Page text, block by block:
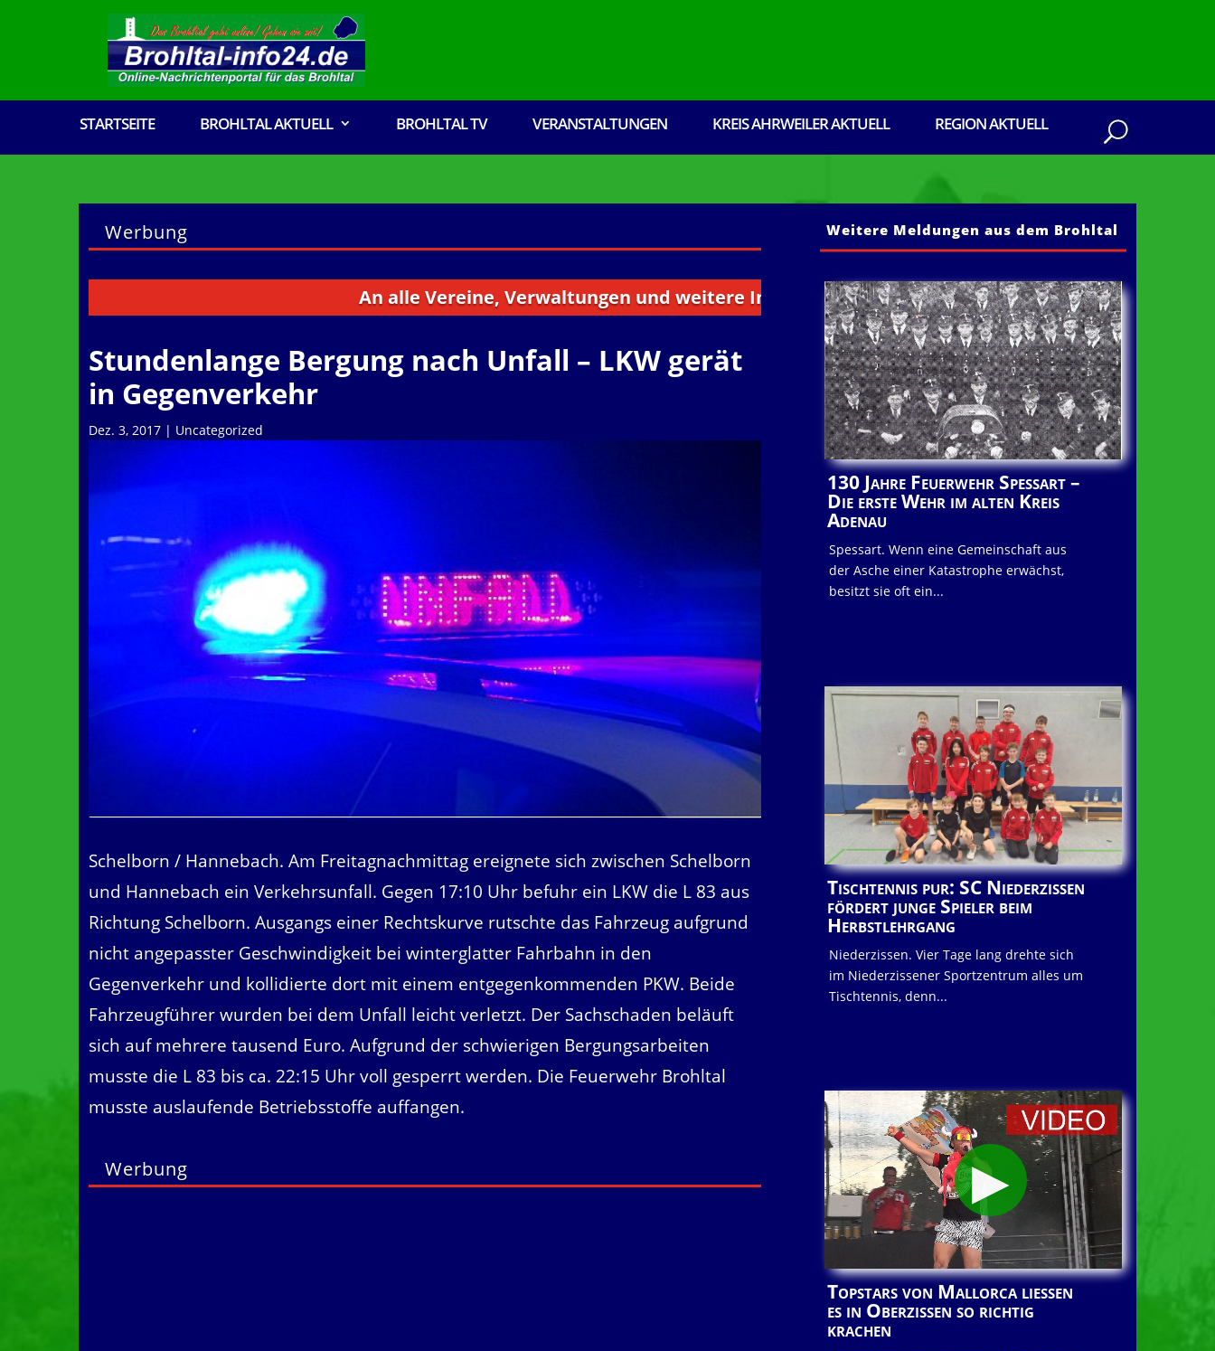
STARTSEITE BROHLTAL AKTUELL BROHLTAL TV VERANSTALTUNGEN KREIS AHRWEILER AKTUELL REGION AKTUELL
Werbung
An alle Vereine, Verwaltungen und weitere Institutionen aus dem Brohltal: Senden Sie ihre
Stundenlange Bergung nach Unfall – LKW gerät
in Gegenverkehr
Dez. 3, 2017 | Uncategorized
Schelborn / Hannebach. Am Freitagnachmittag ereignete sich zwischen Schelborn
und Hannebach ein Verkehrsunfall. Gegen 17:10 Uhr befuhr ein LKW die L 83 aus
Richtung Schelborn. Ausgangs einer Rechtskurve rutschte das Fahrzeug aufgrund
nicht angepasster Geschwindigkeit bei winterglatter Fahrbahn in den
Gegenverkehr und kollidierte dort mit einem entgegenkommenden PKW. Beide
Fahrzeugführer wurden bei dem Unfall leicht verletzt. Der Sachschaden beläuft
sich auf mehrere tausend Euro. Aufgrund der schwierigen Bergungsarbeiten
musste die L 83 bis ca. 22:15 Uhr voll gesperrt werden. Die Feuerwehr Brohltal
musste auslaufende Betriebsstoffe auffangen.
Werbung
Weitere Meldungen aus dem Brohltal
130 Jahre Feuerwehr Spessart –
Die erste Wehr im alten Kreis
Adenau
Spessart. Wenn eine Gemeinschaft aus
der Asche einer Katastrophe erwächst,
besitzt sie oft ein...
Tischtennis pur: SC Niederzissen
fördert junge Spieler beim
Herbstlehrgang
Niederzissen. Vier Tage lang drehte sich
im Niederzissener Sportzentrum alles um
Tischtennis, denn...
Topstars von Mallorca ließen
es in Oberzissen so richtig
krachen